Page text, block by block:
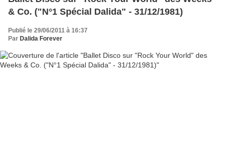
& Co. ("N°1 Spécial Dalida" - 31/12/1981)
Publié le 29/06/2011 à 16:37
Par Dalida Forever